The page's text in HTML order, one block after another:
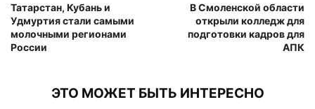
Татарстан, Кубань и
Удмуртия стали самыми
молочными регионами
России
В Смоленской области
открыли колледж для
подготовки кадров для
АПК
ЭТО МОЖЕТ БЫТЬ ИНТЕРЕСНО